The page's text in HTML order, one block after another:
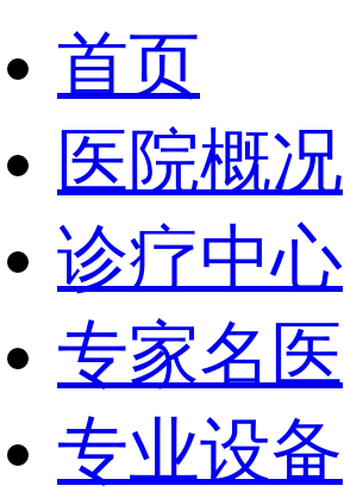
首页
医院概况
诊疗中心
专家名医
专业设备